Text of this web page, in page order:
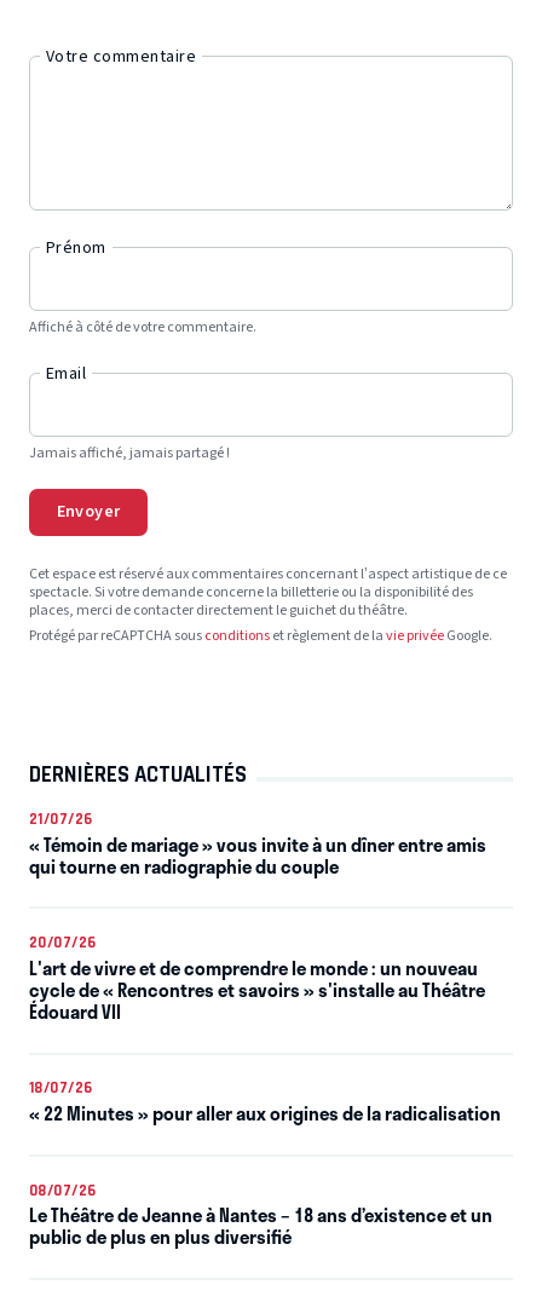
Votre commentaire
Prénom
Affiché à côté de votre commentaire.
Email
Jamais affiché, jamais partagé !
Envoyer
Cet espace est réservé aux commentaires concernant l’aspect artistique de ce
spectacle. Si votre demande concerne la billetterie ou la disponibilité des
places, merci de contacter directement le guichet du théâtre.
Protégé par reCAPTCHA sousconditionset règlement de lavie privéeGoogle.
DERNIÈRES ACTUALITÉS
21/07/26
« Témoin de mariage » vous invite à un dîner entre amis
qui tourne en radiographie du couple
20/07/26
L'art de vivre et de comprendre le monde : un nouveau
cycle de « Rencontres et savoirs » s'installe au Théâtre
Édouard VII
18/07/26
« 22 Minutes » pour aller aux origines de la radicalisation
08/07/26
Le Théâtre de Jeanne à Nantes – 18 ans d’existence et un
public de plus en plus diversifié